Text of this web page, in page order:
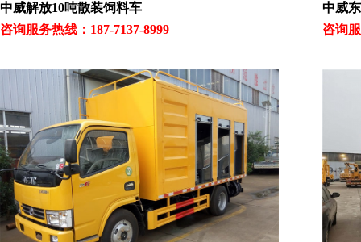
中威解放10吨散装饲料车
咨询服务热线：187-7137-8999
中威
咨询